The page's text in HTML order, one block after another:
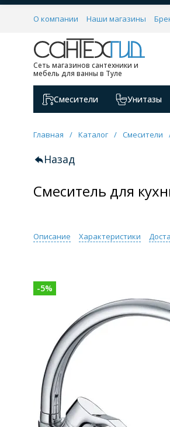
О компании Наши магазины
Сеть магазинов сантехники и
мебель для ванны в Туле
Смесители Унитазы
Главная / Каталог / Смесители
Назад
Смеситель для
Описание Характеристики
-5%